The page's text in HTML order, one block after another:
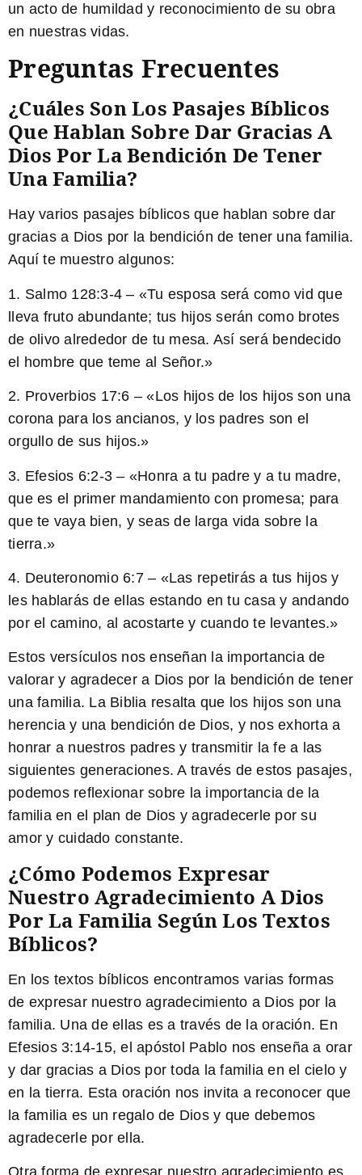
un acto de humildad y reconocimiento de su obra
en nuestras vidas.
Preguntas Frecuentes
¿Cuáles Son Los Pasajes Bíblicos
Que Hablan Sobre Dar Gracias A
Dios Por La Bendición De Tener
Una Familia?
Hay varios pasajes bíblicos que hablan sobre dar
gracias a Dios por la bendición de tener una familia.
Aquí te muestro algunos:
1. Salmo 128:3-4 – «Tu esposa será como vid que
lleva fruto abundante; tus hijos serán como brotes
de olivo alrededor de tu mesa. Así será bendecido
el hombre que teme al Señor.»
2. Proverbios 17:6 – «Los hijos de los hijos son una
corona para los ancianos, y los padres son el
orgullo de sus hijos.»
3. Efesios 6:2-3 – «Honra a tu padre y a tu madre,
que es el primer mandamiento con promesa; para
que te vaya bien, y seas de larga vida sobre la
tierra.»
4. Deuteronomio 6:7 – «Las repetirás a tus hijos y
les hablarás de ellas estando en tu casa y andando
por el camino, al acostarte y cuando te levantes.»
Estos versículos nos enseñan la importancia de
valorar y agradecer a Dios por la bendición de tener
una familia. La Biblia resalta que los hijos son una
herencia y una bendición de Dios, y nos exhorta a
honrar a nuestros padres y transmitir la fe a las
siguientes generaciones. A través de estos pasajes,
podemos reflexionar sobre la importancia de la
familia en el plan de Dios y agradecerle por su
amor y cuidado constante.
¿Cómo Podemos Expresar
Nuestro Agradecimiento A Dios
Por La Familia Según Los Textos
Bíblicos?
En los textos bíblicos encontramos varias formas
de expresar nuestro agradecimiento a Dios por la
familia. Una de ellas es a través de la oración. En
Efesios 3:14-15, el apóstol Pablo nos enseña a orar
y dar gracias a Dios por toda la familia en el cielo y
en la tierra. Esta oración nos invita a reconocer que
la familia es un regalo de Dios y que debemos
agradecerle por ella.